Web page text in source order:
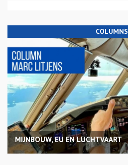
COLUMNS
MIJNBOUW, EU EN LUCHTVAART